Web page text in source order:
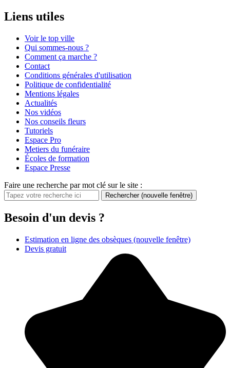
Liens utiles
Voir le top ville
Qui sommes-nous ?
Comment ça marche ?
Contact
Conditions générales d'utilisation
Politique de confidentialité
Mentions légales
Actualités
Nos vidéos
Nos conseils fleurs
Tutoriels
Espace Pro
Metiers du funéraire
Écoles de formation
Espace Presse
Faire une recherche par mot clé sur le site :
Rechercher (nouvelle fenêtre)
Besoin d'un devis ?
Estimation en ligne des obsèques (nouvelle fenêtre)
Devis gratuit